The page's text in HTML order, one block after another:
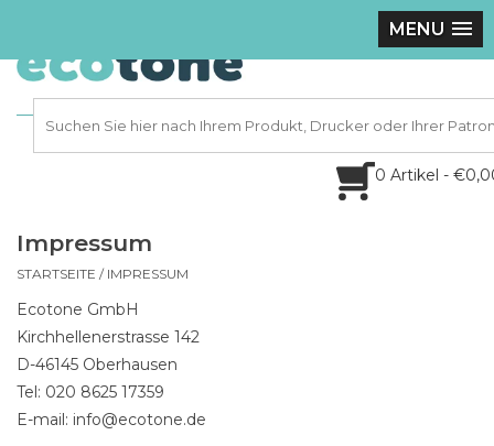
MENU
0 Artikel -
Impressum
STARTSEITE / IMPRESSUM
Ecotone GmbH
Kirchhellenerstrasse 142
D-46145 Oberhausen
Tel: 020 8625 17359
E-mail: info@ecotone.de